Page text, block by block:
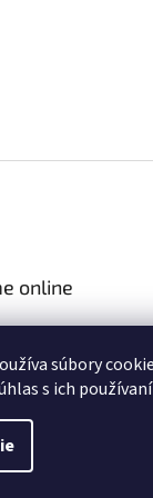
súbory
s ich
online